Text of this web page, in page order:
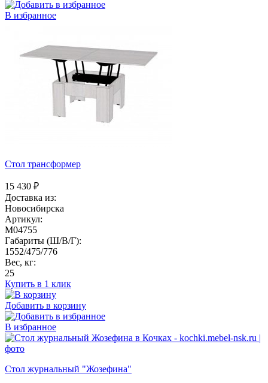
В избранное
Стол трансформер
15 430 ₽
Доставка из:
Новосибирска
Артикул:
M04755
Габариты (Ш/В/Г):
1552/475/776
Вес, кг:
25
Купить в 1 клик
Добавить в корзину
В избранное
Стол журнальный "Жозефина"